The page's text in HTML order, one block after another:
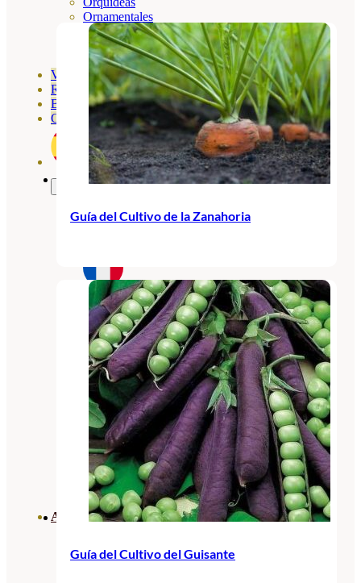
Ornamentales
Hortensias
Rosales
Geranios
Vivero
Recursos
Blog
Contacto
ABONOS ECO
Guía del Cultivo de la Zanahoria
Guía del Cultivo del Guisante